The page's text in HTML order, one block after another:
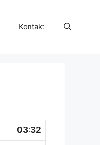
Kontakt
03:32